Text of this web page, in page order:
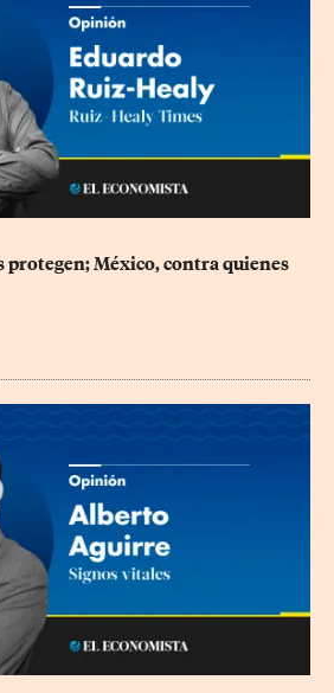
protegen; México, contra quienes